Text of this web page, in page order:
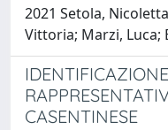
2021 Setola,
Vittoria; Marzi, Luca;
CASENTINESE